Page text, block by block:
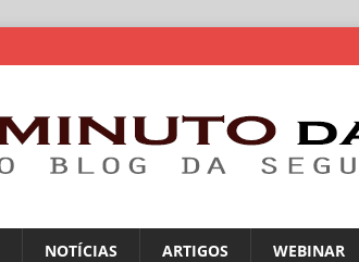
NOTÍCIAS ARTIGOS WEBINAR